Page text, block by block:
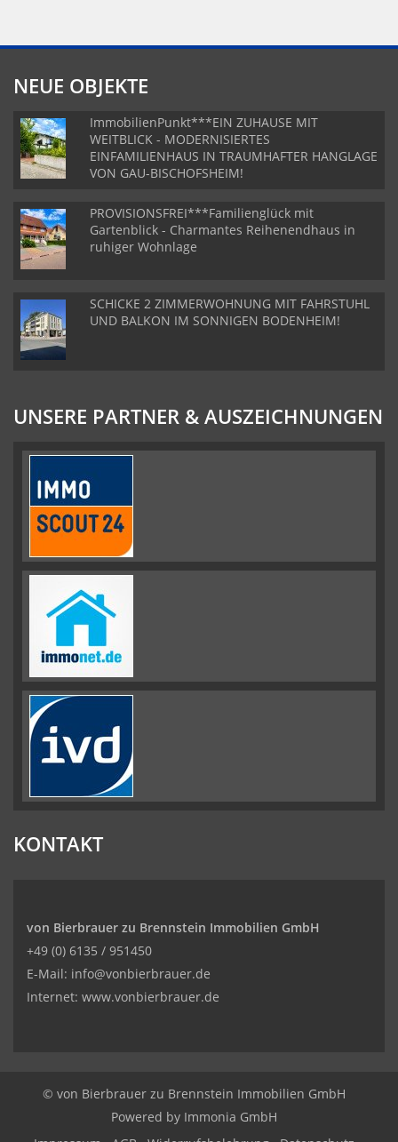
NEUE OBJEKTE
ImmobilienPunkt***EIN ZUHAUSE MIT
WEITBLICK - MODERNISIERTES
EINFAMILIENHAUS IN TRAUMHAFTER HANGLAGE
VON GAU-BISCHOFSHEIM!
PROVISIONSFREI***Familienglück mit
Gartenblick - Charmantes Reihenendhaus in
ruhiger Wohnlage
SCHICKE 2 ZIMMERWOHNUNG MIT FAHRSTUHL
UND BALKON IM SONNIGEN BODENHEIM!
UNSERE PARTNER & AUSZEICHNUNGEN
KONTAKT
von Bierbrauer zu Brennstein Immobilien GmbH
+49 (0) 6135 / 951450
E-Mail: info@vonbierbrauer.de
Internet: www.vonbierbrauer.de
© von Bierbrauer zu Brennstein Immobilien GmbH
Powered by Immonia GmbH